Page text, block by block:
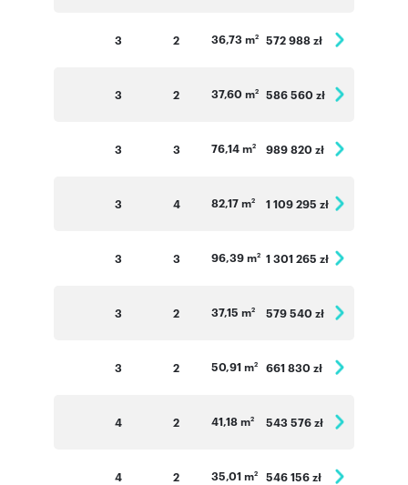
3 2 36,73 m2 572 988 zł
3 2 37,60 m2 586 560 zł
3 3 76,14 m2 989 820 zł
3 4 82,17 m2 1 109 295 zł
3 3 96,39 m2 1 301 265 zł
3 2 37,15 m2 579 540 zł
3 2 50,91 m2 661 830 zł
4 2 41,18 m2 543 576 zł
4 2 35,01 m2 546 156 zł